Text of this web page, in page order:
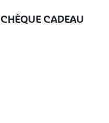
CADEAU